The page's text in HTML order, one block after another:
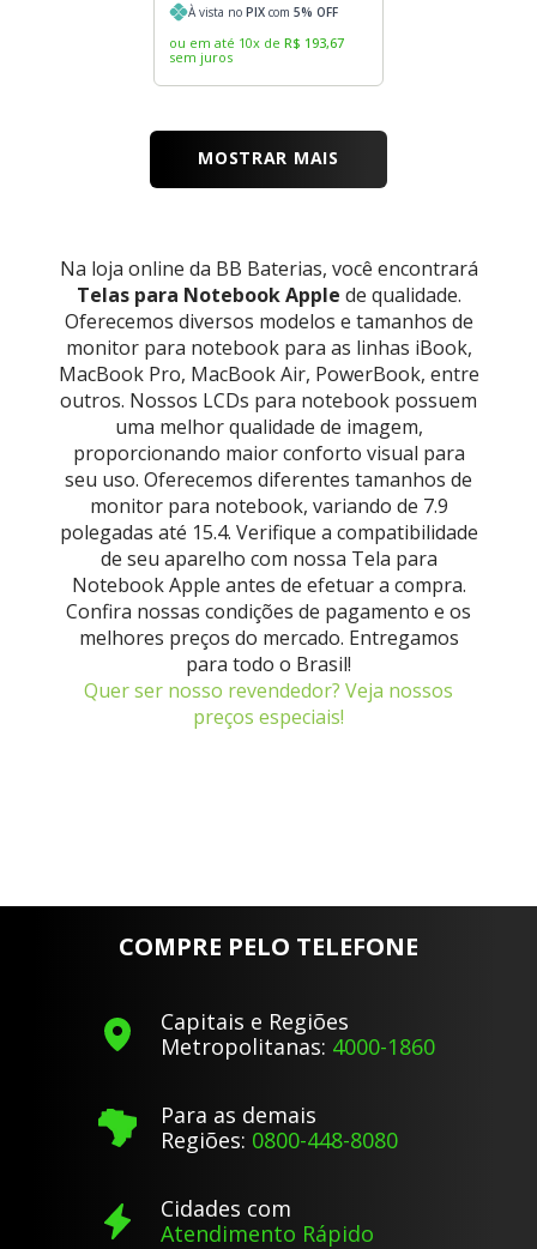
À vista noPIX com5% OFF
ou em até 10x de R$ 193,67
sem juros
MOSTRAR MAIS
Na loja online da BB Baterias, você encontrará
Telas para Notebook Apple de qualidade.
Oferecemos diversos modelos e tamanhos de
monitor para notebook para as linhas iBook,
MacBook Pro, MacBook Air, PowerBook, entre
outros. Nossos LCDs para notebook possuem
uma melhor qualidade de imagem,
proporcionando maior conforto visual para
seu uso. Oferecemos diferentes tamanhos de
monitor para notebook, variando de 7.9
polegadas até 15.4. Verifique a compatibilidade
de seu aparelho com nossa Tela para
Notebook Apple antes de efetuar a compra.
Confira nossas condições de pagamento e os
melhores preços do mercado. Entregamos
para todo o Brasil!
Quer ser nosso revendedor? Veja nossos
preços especiais!
COMPRE PELO TELEFONE
Capitais e Regiões
Metropolitanas: 4000-1860
Para as demais
Regiões: 0800-448-8080
Cidades com
Atendimento Rápido